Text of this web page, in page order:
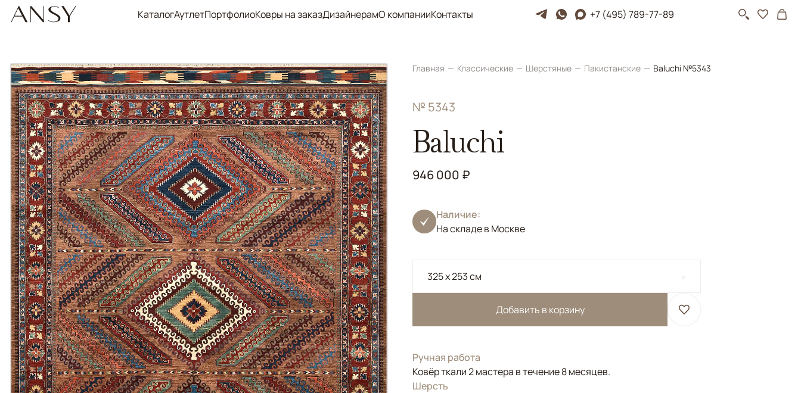
КаталогАутлетПортфолиоКовры на заказДизайнерамО компанииКонтакты +7 (495) 789-77-89
Главная Классические Шерстяные Пакистанские Baluchi №5343
№ 5343
Baluchi
946 000 ₽
Наличие:
На складе в Москве
325 x 253 см
Добавить в корзину
Ручная работа
Ковёр ткали 2 мастера в течение 8 месяцев.
Шерсть